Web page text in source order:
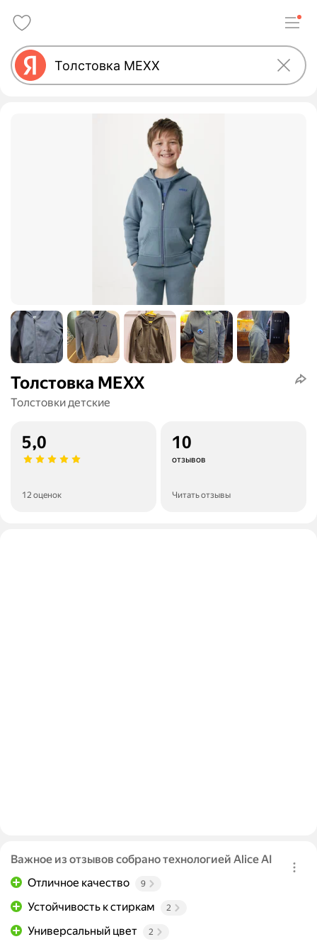
Толстовка MEXX
Толстовки детские
5,0
12 оценок
10
отзывов
Читать отзывы
Важное из отзывов собрано технологией Alice AI
Отличное качество
9
Устойчивость к стиркам 2
Универсальный цвет 2